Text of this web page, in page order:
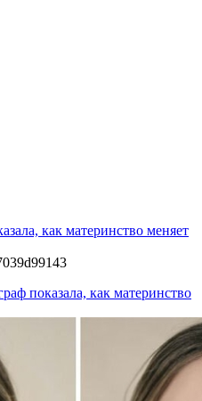
как материнство меняет
показала, как материнство